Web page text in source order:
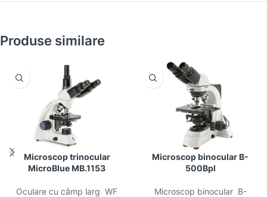
Produse similare
Microscop trinocular
MicroBlue MB.1153
Oculare cu câmp larg WF
Microscop binocular B-
500Bpl
Microscop binocular B-